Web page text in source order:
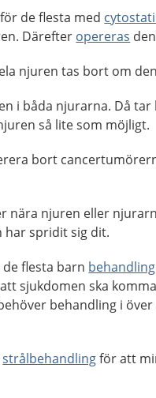
de flesta med
Därefter opereras
njuren tas bort om
i båda njurarna. Då
så lite som möjligt.
bort
nära njuren eller
har spridit sig dit.
flesta barn
sjukdomen ska
behandling i
strålbehandlingför att